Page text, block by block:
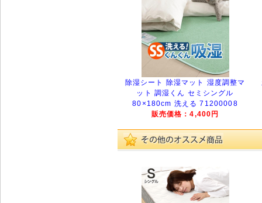
除湿シート 除湿マット 湿度調整マ
ット 調湿くん セミシングル
80×180cm 洗える 71200008
販売価格：4,400円